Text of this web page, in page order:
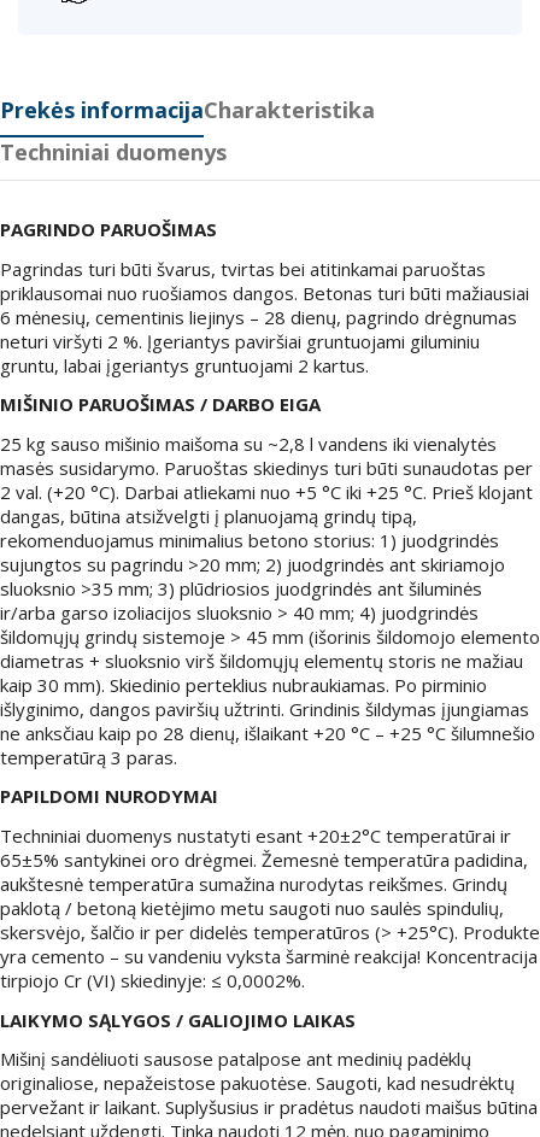
Prekės informacijaCharakteristika
Techniniai duomenys
PAGRINDO PARUOŠIMAS
Pagrindas turi būti švarus, tvirtas bei atitinkamai paruoštas
priklausomai nuo ruošiamos dangos. Betonas turi būti mažiausiai
6 mėnesių, cementinis liejinys – 28 dienų, pagrindo drėgnumas
neturi viršyti 2 %. Įgeriantys paviršiai gruntuojami giluminiu
gruntu, labai įgeriantys gruntuojami 2 kartus.
MIŠINIO PARUOŠIMAS / DARBO EIGA
25 kg sauso mišinio maišoma su ~2,8 l vandens iki vienalytės
masės susidarymo. Paruoštas skiedinys turi būti sunaudotas per
2 val. (+20 °C). Darbai atliekami nuo +5 °C iki +25 °C. Prieš klojant
dangas, būtina atsižvelgti į planuojamą grindų tipą,
rekomenduojamus minimalius betono storius: 1) juodgrindės
sujungtos su pagrindu >20 mm; 2) juodgrindės ant skiriamojo
sluoksnio >35 mm; 3) plūdriosios juodgrindės ant šiluminės
ir/arba garso izoliacijos sluoksnio > 40 mm; 4) juodgrindės
šildomųjų grindų sistemoje > 45 mm (išorinis šildomojo elemento
diametras + sluoksnio virš šildomųjų elementų storis ne mažiau
kaip 30 mm). Skiedinio perteklius nubraukiamas. Po pirminio
išlyginimo, dangos paviršių užtrinti. Grindinis šildymas įjungiamas
ne anksčiau kaip po 28 dienų, išlaikant +20 °C – +25 °C šilumnešio
temperatūrą 3 paras.
PAPILDOMI NURODYMAI
Techniniai duomenys nustatyti esant +20±2°С temperatūrai ir
65±5% santykinei oro drėgmei. Žemesnė temperatūra padidina,
aukštesnė temperatūra sumažina nurodytas reikšmes. Grindų
paklotą / betoną kietėjimo metu saugoti nuo saulės spindulių,
skersvėjo, šalčio ir per didelės temperatūros (> +25°С). Produkte
yra cemento – su vandeniu vyksta šarminė reakcija! Koncentracija
tirpiojo Cr (VI) skiedinyje: ≤ 0,0002%.
LAIKYMO SĄLYGOS / GALIOJIMO LAIKAS
Mišinį sandėliuoti sausose patalpose ant medinių padėklų
originaliose, nepažeistose pakuotėse. Saugoti, kad nesudrėktų
pervežant ir laikant. Suplyšusius ir pradėtus naudoti maišus būtina
nedelsiant uždengti. Tinka naudoti 12 mėn. nuo pagaminimo